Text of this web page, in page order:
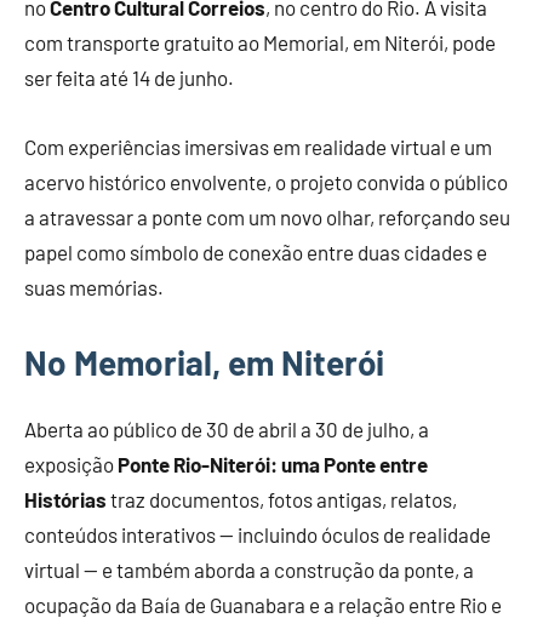
noCentro Cultural Correios, no centro do Rio. A visita
com transporte gratuito ao Memorial, em Niterói, pode
ser feita até 14 de junho.
Com experiências imersivas em realidade virtual e um
acervo histórico envolvente, o projeto convida o público
a atravessar a ponte com um novo olhar, reforçando seu
papel como símbolo de conexão entre duas cidades e
suas memórias.
No Memorial, em Niterói
Aberta ao público de 30 de abril a 30 de julho, a
exposição Ponte Rio-Niterói: uma Ponte entre
Histórias traz documentos, fotos antigas, relatos,
conteúdos interativos — incluindo óculos de realidade
virtual — e também aborda a construção da ponte, a
ocupação da Baía de Guanabara e a relação entre Rio e